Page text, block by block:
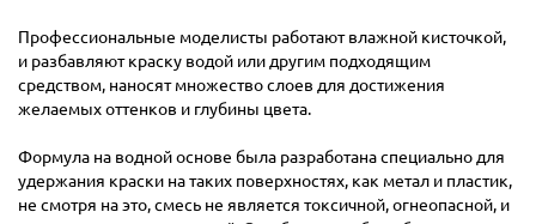
Профессиональные моделисты работают влажной кисточкой,
и разбавляют краску водой или другим подходящим
средством, наносят множество слоев для достижения
желаемых оттенков и глубины цвета.
Формула на водной основе была разработана специально для
удержания краски на таких поверхностях, как метал и пластик,
не смотря на это, смесь не является токсичной, огнеопасной, и